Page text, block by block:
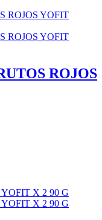
ROJOS